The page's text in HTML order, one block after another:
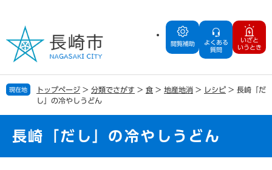
の
で
す
ー
ば
し
閲覧補助
よくある
質問
いざと
いうとき
現在地 トップページ > 分類でさがす > 食 > 地産地消 > レシピ > 長崎「だ
し」の冷やしうどん
長崎「だし」の冷やしうどん